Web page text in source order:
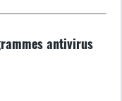
antivirus